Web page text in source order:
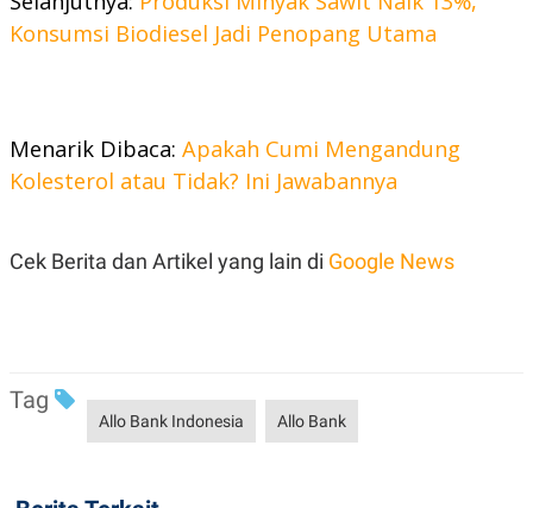
N
E
M
T
P
P
D
V
E
S
E
Konsumsi Biodiesel Jadi Penopang Utama
Menarik Dibaca: Apakah Cumi Mengandung
Kolesterol atau Tidak? Ini Jawabannya
Cek Berita dan Artikel yang lain di Google News
Tag
Allo Bank Indonesia Allo Bank